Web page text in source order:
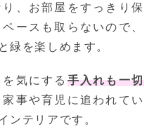
り、お部屋をすっきり保
ースも取らないので、
緑を楽しめます。
気にする 手入れも一切
事や育児に追われてい
ンテリアです。